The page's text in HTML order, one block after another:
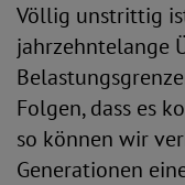
Völlig unstrittig
jahrzehntelange
Folgen, dass es
so können wir
Generationen